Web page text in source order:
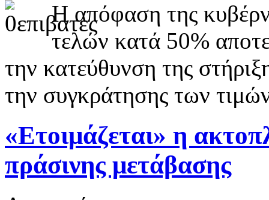
Η απόφαση της
τελών κατά 50%
την κατεύθυνση της
την συγκράτησης των
«Ετοιμάζεται» η
πράσινης μετάβασης